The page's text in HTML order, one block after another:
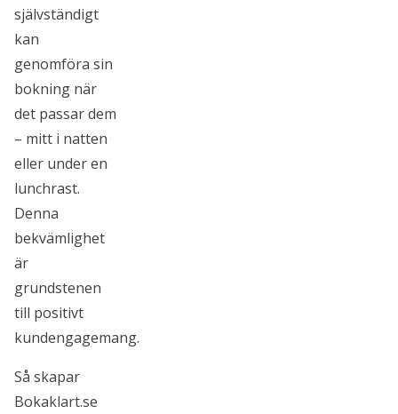
självständigt
kan
genomföra sin
bokning när
det passar dem
– mitt i natten
eller under en
lunchrast.
Denna
bekvämlighet
är
grundstenen
till positivt
kundengagemang.
Så skapar
Bokaklart.se